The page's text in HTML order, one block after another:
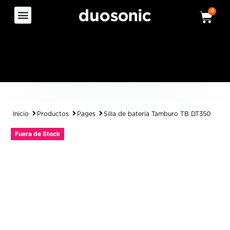
0
Inicio Productos Pages Silla de batería Tamburo TB DT350
Fuera de Stock